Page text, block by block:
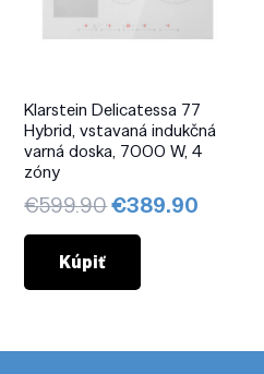
Klarstein Delicatessa 77
Hybrid, vstavaná indukčná
varná doska, 7000 W, 4
zóny
€599.90Pôvodná
cena
€599.90.
€389.90
Kúpiť